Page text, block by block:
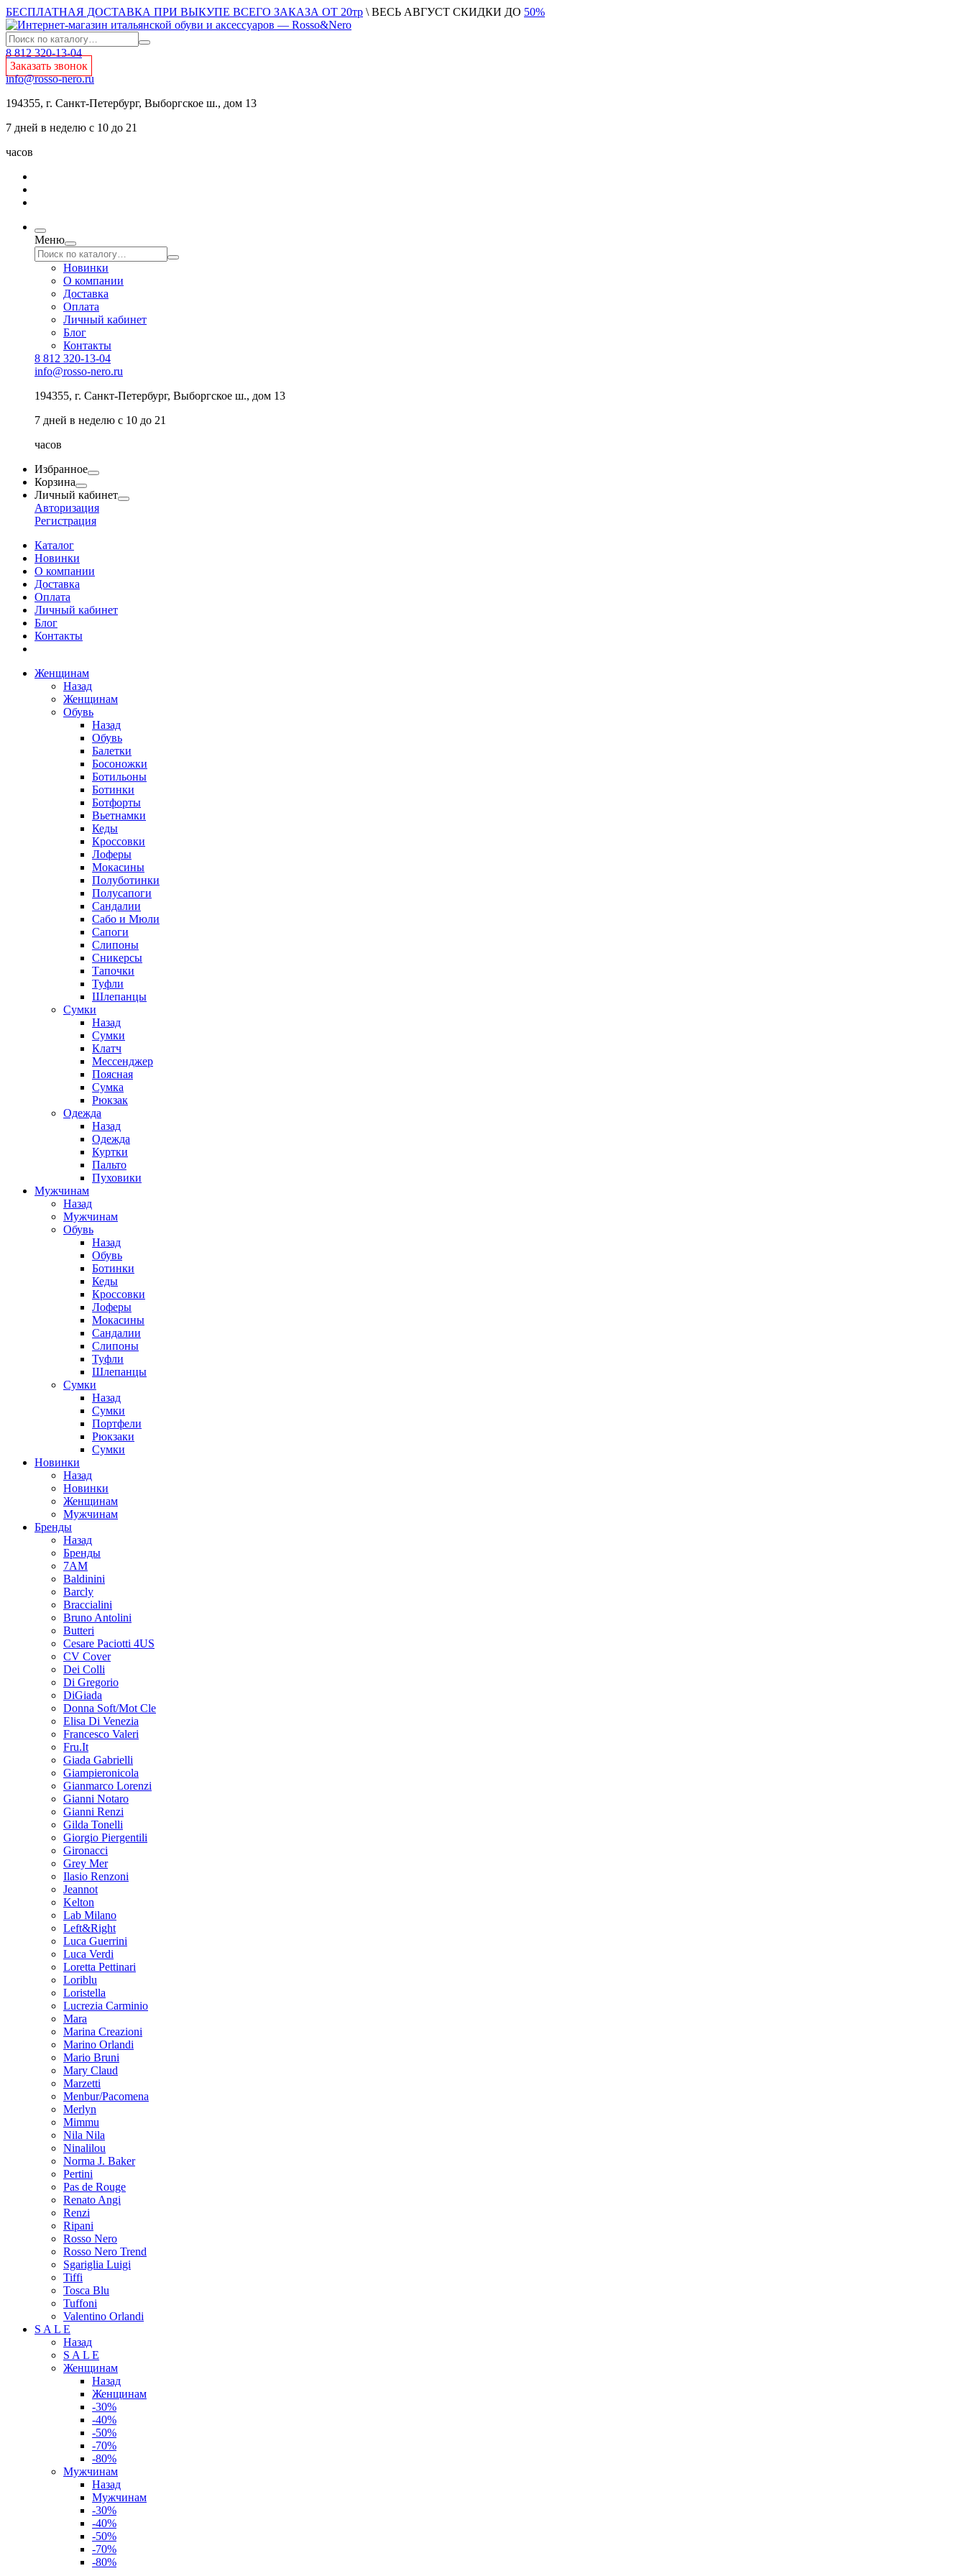
БЕСПЛАТНАЯ ДОСТАВКА ПРИ ВЫКУПЕ ВСЕГО ЗАКАЗА ОТ 20тр \ ВЕСЬ АВГУСТ СКИДКИ ДО 50%
8 812 320-13-04
Заказать звонок
info@rosso-nero.ru
194355, г. Санкт-Петербург, Выборгское ш., дом 13
7 дней в неделю с 10 до 21
часов
Меню
Новинки
О компании
Доставка
Оплата
Личный кабинет
Блог
Контакты
8 812 320-13-04
info@rosso-nero.ru
194355, г. Санкт-Петербург, Выборгское ш., дом 13
7 дней в неделю с 10 до 21
часов
Избранное
Корзина
Личный кабинет
Авторизация
Регистрация
Каталог
Новинки
О компании
Доставка
Оплата
Личный кабинет
Блог
Контакты
Женщинам
Назад
Женщинам
Обувь
Назад
Обувь
Балетки
Босоножки
Ботильоны
Ботинки
Ботфорты
Вьетнамки
Кеды
Кроссовки
Лоферы
Мокасины
Полуботинки
Полусапоги
Сандалии
Сабо и Мюли
Сапоги
Слипоны
Сникерсы
Тапочки
Туфли
Шлепанцы
Cумки
Назад
Cумки
Клатч
Мессенджер
Поясная
Сумка
Рюкзак
Одежда
Назад
Одежда
Куртки
Пальто
Пуховики
Мужчинам
Назад
Мужчинам
Обувь
Назад
Обувь
Ботинки
Кеды
Кроссовки
Лоферы
Мокасины
Сандалии
Слипоны
Туфли
Шлепанцы
Сумки
Назад
Сумки
Портфели
Рюкзаки
Сумки
Новинки
Назад
Новинки
Женщинам
Мужчинам
Бренды
Назад
Бренды
7AM
Baldinini
Barcly
Braccialini
Bruno Antolini
Butteri
Cesare Paciotti 4US
CV Cover
Dei Colli
Di Gregorio
DiGiada
Donna Soft/Mot Cle
Elisa Di Venezia
Francesco Valeri
Fru.It
Giada Gabrielli
Giampieronicola
Gianmarco Lorenzi
Gianni Notaro
Gianni Renzi
Gilda Tonelli
Giorgio Piergentili
Gironacci
Grey Mer
Ilasio Renzoni
Jeannot
Kelton
Lab Milano
Left&Right
Luca Guerrini
Luca Verdi
Loretta Pettinari
Loriblu
Loristella
Lucrezia Carminio
Mara
Marina Creazioni
Marino Orlandi
Mario Bruni
Mary Claud
Marzetti
Menbur/Pacomena
Merlyn
Mimmu
Nila Nila
Ninalilou
Norma J. Baker
Pertini
Pas de Rouge
Renato Angi
Renzi
Ripani
Rosso Nero
Rosso Nero Trend
Sgariglia Luigi
Tiffi
Tosca Blu
Tuffoni
Valentino Orlandi
S A L E
Назад
S A L E
Женщинам
Назад
Женщинам
-30%
-40%
-50%
-70%
-80%
Мужчинам
Назад
Мужчинам
-30%
-40%
-50%
-70%
-80%